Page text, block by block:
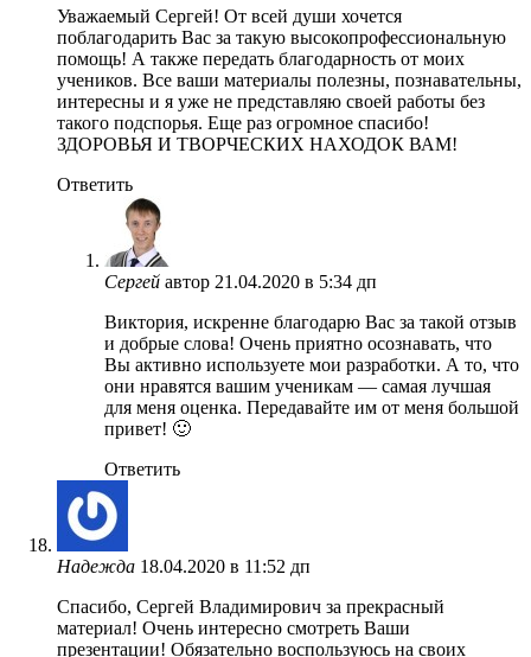
Уважаемый Сергей! От всей души хочется
поблагодарить Вас за такую высокопрофессиональную
помощь! А также передать благодарность от моих
учеников. Все ваши материалы полезны, познавательны,
интересны и я уже не представляю своей работы без
такого подспорья. Еще раз огромное спасибо!
ЗДОРОВЬЯ И ТВОРЧЕСКИХ НАХОДОК ВАМ!
Ответить
Сергей автор 21.04.2020 в 5:34 дп
Виктория, искренне благодарю Вас за такой отзыв
и добрые слова! Очень приятно осознавать, что
Вы активно используете мои разработки. А то, что
они нравятся вашим ученикам — самая лучшая
для меня оценка. Передавайте им от меня большой
привет! 🙂
Ответить
Надежда 18.04.2020 в 11:52 дп
Спасибо, Сергей Владимирович за прекрасный
материал! Очень интересно смотреть Ваши
презентации! Обязательно воспользуюсь на своих